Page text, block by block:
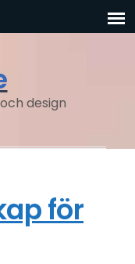
design
för